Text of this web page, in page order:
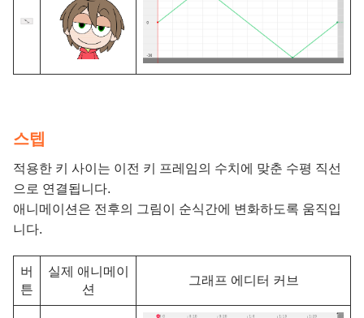
스텝
적용한 키 사이는 이전 키 프레임의 수치에 맞춘 수평 직선
으로 연결됩니다.
애니메이션은 전후의 그림이 순식간에 변화하도록 움직입
니다.
버
튼
실제 애니메이
션
그래프 에디터 커브